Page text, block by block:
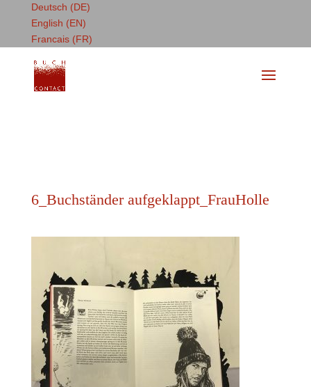
Deutsch (DE)
English (EN)
Francais (FR)
6_Buchständer aufgeklappt_FrauHolle